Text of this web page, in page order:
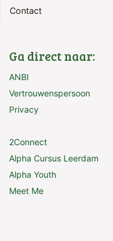
Contact
Ga direct naar:
ANBI
Vertrouwenspersoon
Privacy
2Connect
Alpha Cursus Leerdam
Alpha Youth
Meet Me